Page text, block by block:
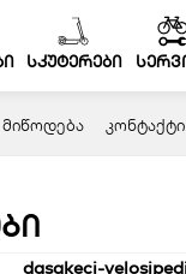
სკუტერები
ᲛᲘᲬᲝᲓᲔᲑᲐ ᲙᲝᲜᲢᲐᲥᲢᲘ